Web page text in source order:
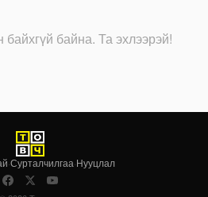
байхгүй байна. Та эхлээрэй!
·Сурталчилгаа·Нууцлал